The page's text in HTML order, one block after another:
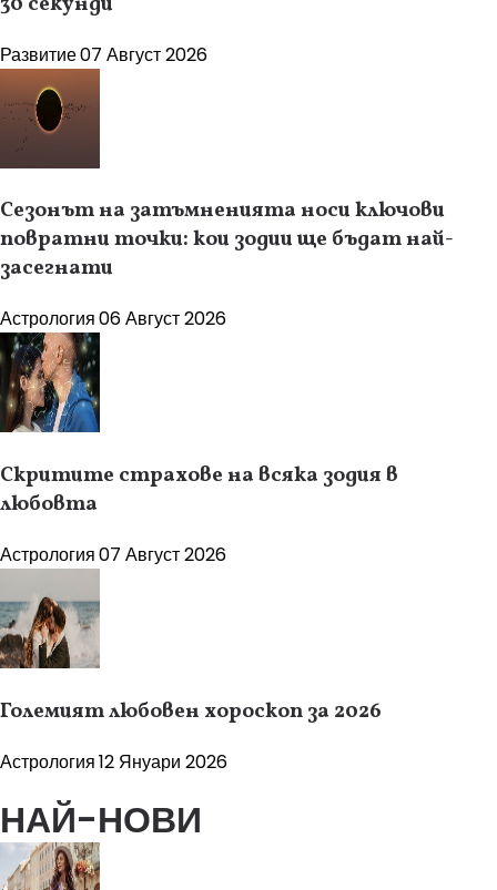
Развитие07 Август 2026
Сезонът на затъмненията носи ключови
повратни точки: кои зодии ще бъдат най-
засегнати
Астрология06 Август 2026
Скритите страхове на всяка зодия в
любовта
Астрология07 Август 2026
Големият любовен хороскоп за 2026
Астрология12 Януари 2026
НАЙ-НОВИ